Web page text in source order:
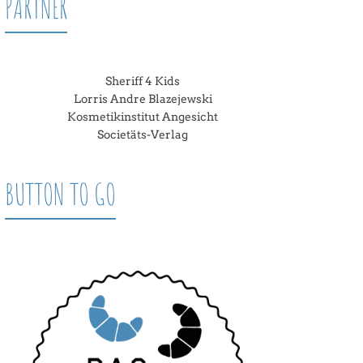
Sheriff 4 Kids
Lorris Andre Blazejewski
Kosmetikinstitut Angesicht
Societäts-Verlag
BUTTON TO GO